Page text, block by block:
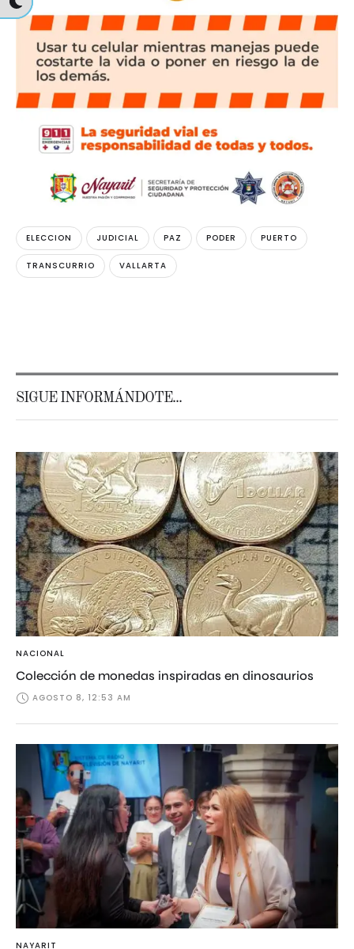
ELECCION JUDICIAL PAZ PODER PUERTO
TRANSCURRIO VALLARTA
SIGUE INFORMÁNDOTE...
NACIONAL
Colección de monedas inspiradas en dinosaurios
AGOSTO 8, 12:53 AM
NAYARIT